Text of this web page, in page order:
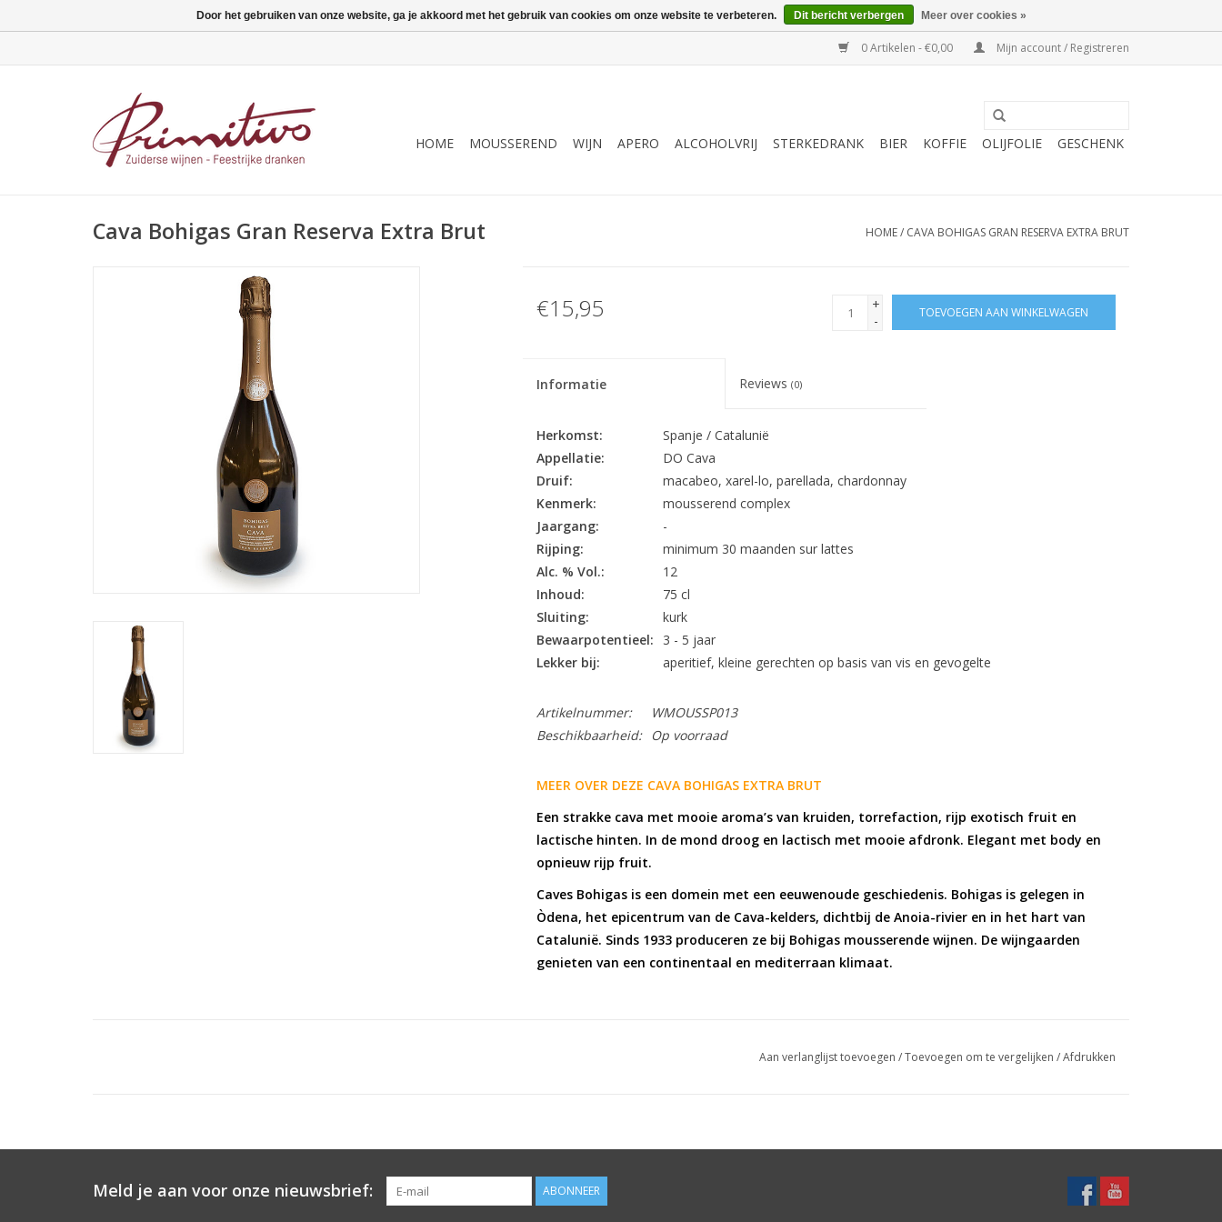
0 Artikelen - €0,00 Mijn account / Registreren
HOME MOUSSEREND WIJN APERO ALCOHOLVRIJ STERKEDRANK BIER KOFFIE OLIJFOLIE GESCHENK
Cava Bohigas Gran Reserva Extra Brut HOME/ CAVA BOHIGAS GRAN RESERVA EXTRA BRUT
€15,95
+
-
TOEVOEGEN AAN WINKELWAGEN
Informatie Reviews (0)
Artikelnummer:
WMOUSSP013
Beschikbaarheid:
Op voorraad
MEER OVER DEZE CAVA BOHIGAS EXTRA BRUT
Een strakke cava met mooie aroma’s van kruiden, torrefaction, rijp exotisch fruit en
lactische hinten. In de mond droog en lactisch met mooie afdronk. Elegant met body en
opnieuw rijp fruit.
Caves Bohigas is een domein met een eeuwenoude geschiedenis. Bohigas is gelegen in
Òdena, het epicentrum van de Cava-kelders, dichtbij de Anoia-rivier en in het hart van
Catalunië. Sinds 1933 produceren ze bij Bohigas mousserende wijnen. De wijngaarden
genieten van een continentaal en mediterraan klimaat.
Herkomst:
Spanje / Catalunië
Appellatie:
DO Cava
Druif:
macabeo, xarel-lo, parellada, chardonnay
Kenmerk:
mousserend complex
Jaargang:
-
Rijping:
minimum 30 maanden sur lattes
Alc. % Vol.:
12
Inhoud:
75 cl
Sluiting:
kurk
Bewaarpotentieel:
3 - 5 jaar
Lekker bij:
aperitief, kleine gerechten op basis van vis en gevogelte
Aan verlanglijst toevoegen /Toevoegen om te vergelijken /Afdrukken
Meld je aan voor onze nieuwsbrief: ABONNEER
Door het gebruiken van onze website, ga je akkoord met het gebruik van cookies om onze website te verbeteren. Dit bericht verbergen Meer over cookies »